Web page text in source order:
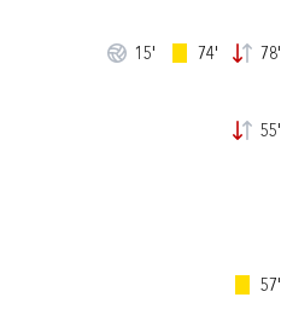
15' 74' 78'
55'
57'